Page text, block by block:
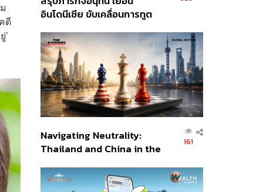
ดี
อินโดนีเซีย ขับเคลื่อนการทูต
ส่วนยุทธศาสตร์ไทย –
อินโดนีเซีย
Navigating Neutrality:
Thailand and China in the
Order
161